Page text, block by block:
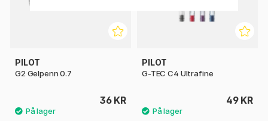
PILOT
G2 Gelpenn 0.7
36 KR
PILOT
G-TEC C4 Ultrafine
49 KR